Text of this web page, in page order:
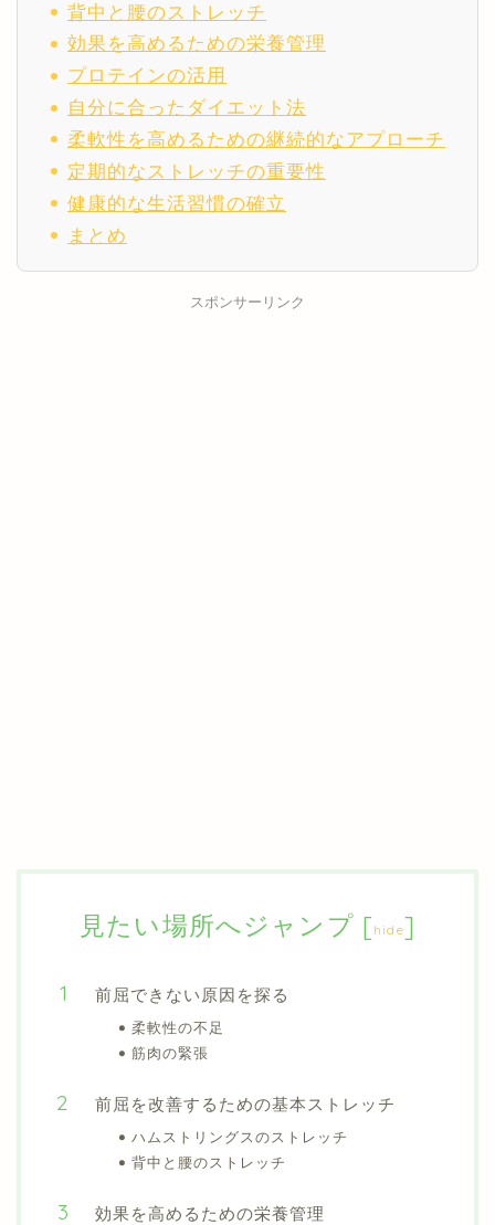
背中と腰のストレッチ
効果を高めるための栄養管理
プロテインの活用
自分に合ったダイエット法
柔軟性を高めるための継続的なアプローチ
定期的なストレッチの重要性
健康的な生活習慣の確立
まとめ
スポンサーリンク
見たい場所へジャンプ [ hide]
前屈できない原因を探る
柔軟性の不足
筋肉の緊張
前屈を改善するための基本ストレッチ
ハムストリングスのストレッチ
背中と腰のストレッチ
効果を高めるための栄養管理